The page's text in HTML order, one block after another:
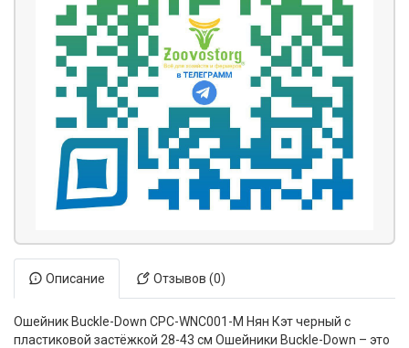
Описание Отзывов (0)
Ошейник Buckle-Down CPC-WNC001-M Нян Кэт черный с
пластиковой застёжкой 28-43 см Ошейники Buckle-Down – это